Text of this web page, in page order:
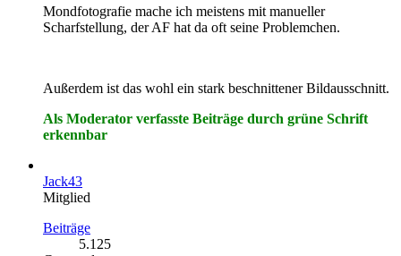
Mondfotografie mache ich meistens mit manueller
Scharfstellung, der AF hat da oft seine Problemchen.
Außerdem ist das wohl ein stark beschnittener Bildausschnitt.
Als Moderator verfasste Beiträge durch grüne Schrift
erkennbar
Jack43
Mitglied
Beiträge
5.125